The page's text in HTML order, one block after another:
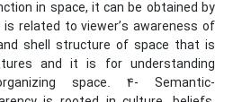
in space, it can be obtained by
related to viewer’s awareness of
shell structure of space that is
and it is for understanding
space. 4- Semantic-